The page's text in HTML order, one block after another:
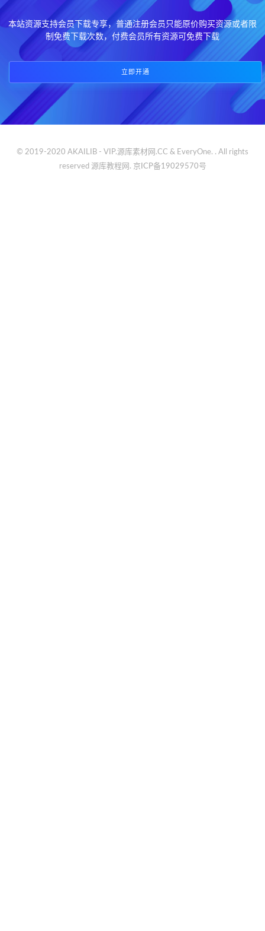
本站资源支持会员下载专享，普通注册会员只能原价购买资源或者限
制免费下载次数，付费会员所有资源可免费下载
立即开通
© 2019-2020 AKAILIB - VIP.源库素材网.CC & EveryOne. . All rights
reserved 源库教程网. 京ICP备19029570号